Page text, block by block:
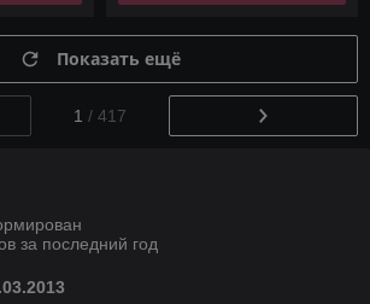
Показать ещё
1 / 417
за последний год